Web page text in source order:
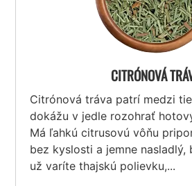
CITRÓNOVÁ
Citrónová tráva patrí medzi
dokážu v jedle rozohrať
Má ľahkú citrusovú vôňu
bez kyslosti a jemne nasladlý,
už varíte thajskú polievku,...